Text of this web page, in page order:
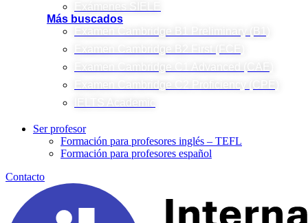
Exámenes SIELE
Más buscados
Examen Cambridge B1 Preliminary (B1)
Examen Cambridge B2 First (FCE)
Examen Cambridge C1 Advanced (CAE)
Examen Cambridge C2 Proficiency (CPE)
IELTS Academic
Ser profesor
Formación para profesores inglés – TEFL
Formación para profesores español
Contacto